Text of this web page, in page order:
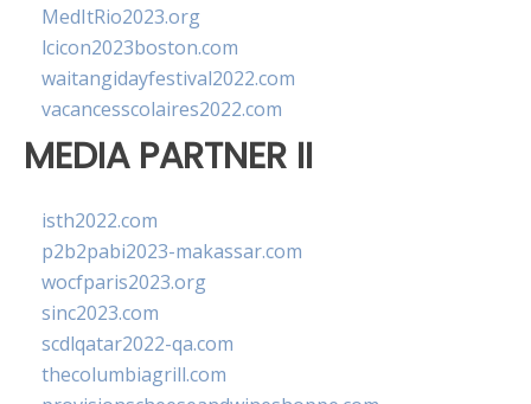
MedItRio2023.org
lcicon2023boston.com
waitangidayfestival2022.com
vacancesscolaires2022.com
MEDIA PARTNER II
isth2022.com
p2b2pabi2023-makassar.com
wocfparis2023.org
sinc2023.com
scdlqatar2022-qa.com
thecolumbiagrill.com